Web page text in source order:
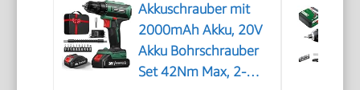
Akkuschrauber mit
2000mAh Akku, 20V
Akku Bohrschrauber
Set 42Nm Max, 2-